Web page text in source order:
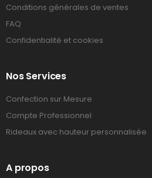
Conditions générales de ventes
FAQ
Confidentialité et cookies
Nos Services
Confection sur Mesure
Compte Professionnel
Rideaux avec hauteur personnalisée
A propos